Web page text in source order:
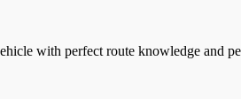
with perfect route knowledge and